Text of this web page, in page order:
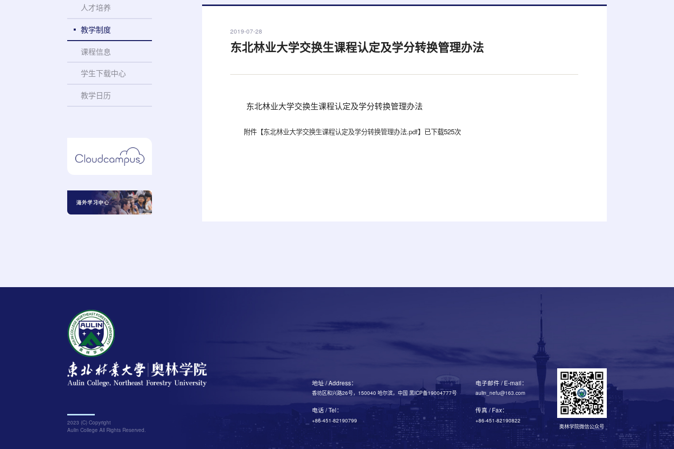
人才培养
教学制度
课程信息
学生下载中心
教学日历
2019-07-28
东北林业大学交换生课程认定及学分转换管理办法
东北林业大学交换生课程认定及学分转换管理办法
附件【东北林业大学交换生课程认定及学分转换管理办法.pdf】已下载525次
2023 (C) Copyright
Aulin College All Rights Reserved.
奥林学院微信公众号
地址 / Address：
香坊区和兴路26号，150040 哈尔滨，中国 黑ICP备19004777号
电话 / Tel：
+86-451-82190799
电子邮件 / E-mail：
aulin_nefu@163.com
传真 / Fax：
+86-451-82190822